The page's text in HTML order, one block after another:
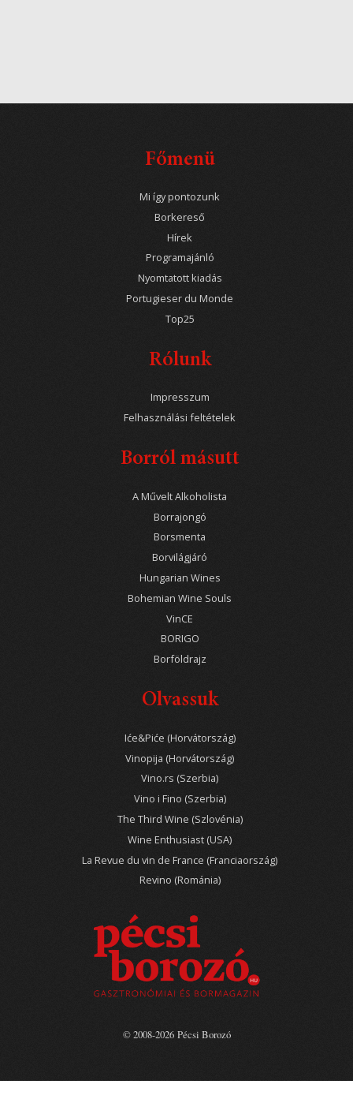
Főmenü
Mi így pontozunk
Borkereső
Hírek
Programajánló
Nyomtatott kiadás
Portugieser du Monde
Top25
Rólunk
Impresszum
Felhasználási feltételek
Borról másutt
A Művelt Alkoholista
Borrajongó
Borsmenta
Borvilágjáró
Hungarian Wines
Bohemian Wine Souls
VinCE
BORIGO
Borföldrajz
Olvassuk
Iće&Piće (Horvátország)
Vinopija (Horvátország)
Vino.rs (Szerbia)
Vino i Fino (Szerbia)
The Third Wine (Szlovénia)
Wine Enthusiast (USA)
La Revue du vin de France (Franciaország)
Revino (Románia)
© 2008-2026 Pécsi Borozó